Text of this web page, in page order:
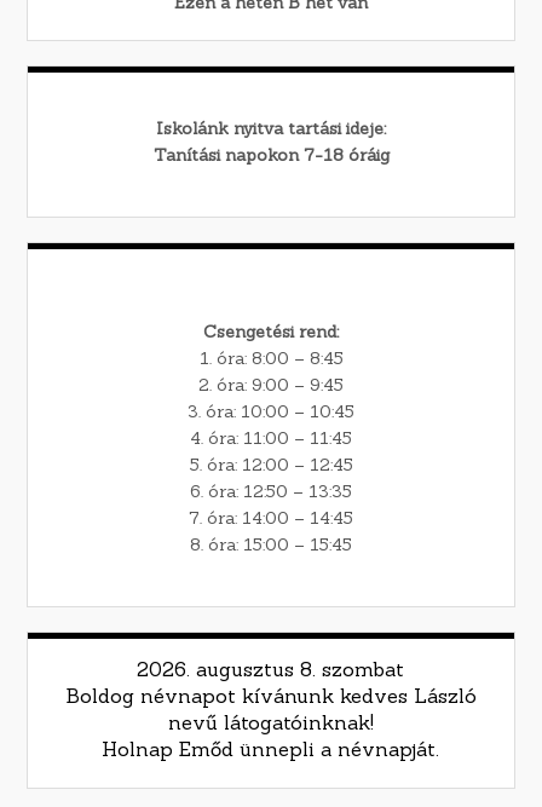
Iskolánk nyitva tartási ideje:
Tanítási napokon 7-18 óráig
Csengetési rend:
1. óra: 8:00 – 8:45
2. óra: 9:00 – 9:45
3. óra: 10:00 – 10:45
4. óra: 11:00 – 11:45
5. óra: 12:00 – 12:45
6. óra: 12:50 – 13:35
7. óra: 14:00 – 14:45
8. óra: 15:00 – 15:45
2026. augusztus 8. szombat
Boldog névnapot kívánunk kedves László
nevű látogatóinknak!
Holnap Emőd ünnepli a névnapját.